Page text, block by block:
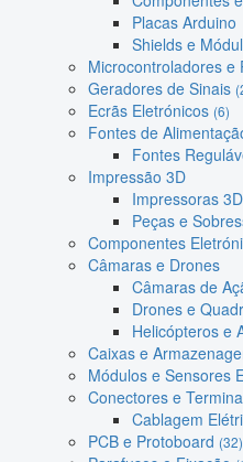
Placas Arduino
Shields e
Microcontroladores e
Geradores de Sinais
Ecrãs Eletrónicos (6)
Fontes de
Fontes
Impressão 3D
Impressoras 3D
Peças e
Componentes
Câmaras e Drones
Câmaras de
Drones e
Helicópteros e
Caixas e
Módulos e Sensores
Conectores e
Cablagem
PCB e Protoboard (32)